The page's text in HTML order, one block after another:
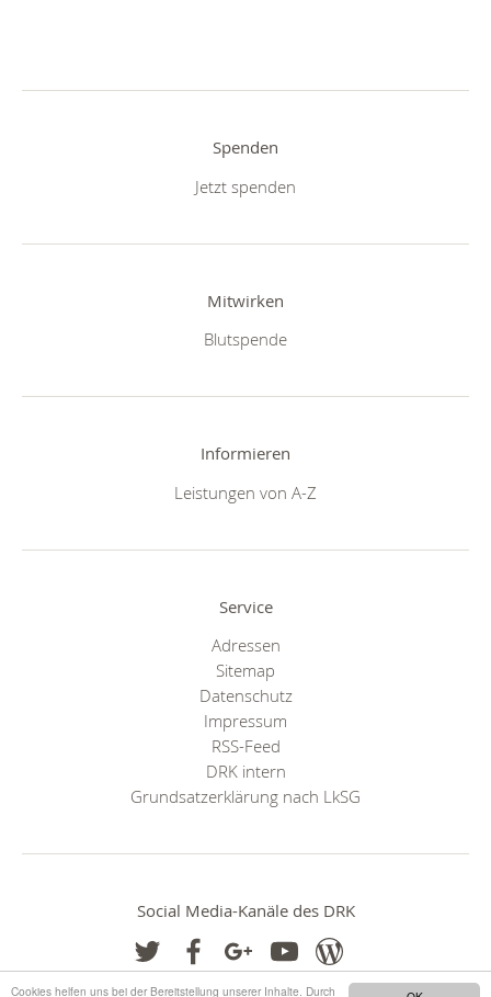
Cookies helfen uns bei der Bereitstellung unserer Inhalte. Durch
Spenden
Jetzt spenden
Mitwirken
Blutspende
Informieren
Leistungen von A-Z
Service
Adressen
Sitemap
Datenschutz
Impressum
RSS-Feed
DRK intern
Grundsatzerklärung nach LkSG
Social Media-Kanäle des DRK